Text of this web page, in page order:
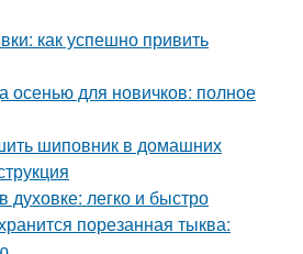
как успешно привить
осенью для новичков: полное
шиповник в домашних
легко и быстро
порезанная тыква: